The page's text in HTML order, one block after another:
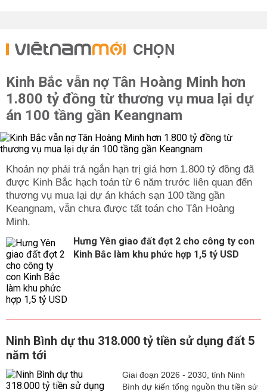
CHỌN
Kinh Bắc vẫn nợ Tân Hoàng Minh hơn
1.800 tỷ đồng từ thương vụ mua lại dự
án 100 tầng gần Keangnam
được Kinh Bắc hạch toán từ 6 năm trước liên quan đến
thương vụ mua lại dự án khách sạn 100 tầng gần
Keangnam, vẫn chưa được tất toán cho Tân Hoàng
Hưng Yên giao đất đợt 2 cho công ty con
Kinh Bắc làm khu phức hợp 1,5 tỷ USD
Ninh Bình dự thu 318.000 tỷ tiền sử dụng đất 5
năm tới
Giai đoạn 2026 - 2030, tỉnh Ninh
Bình dự kiến tổng nguồn thu tiền sử